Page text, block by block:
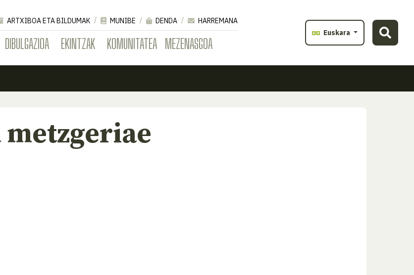
DIBULGAZIOA EKINTZAK KOMUNITATEA MEZENASGOA
ARTXIBOA ETA BILDUMAK MUNIBE DENDA
HARREMANA
Euskara